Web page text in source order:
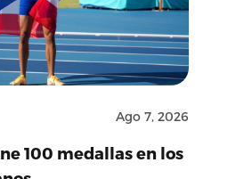
Ago 7, 2026
100 medallas en los